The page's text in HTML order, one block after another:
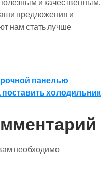
и качественным.
предложения и
нам стать лучше.
панелью
поставить холодильник
необходимо